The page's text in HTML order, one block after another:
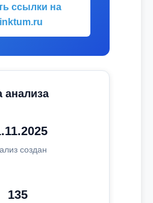
ссылки на
анализа
создан
135